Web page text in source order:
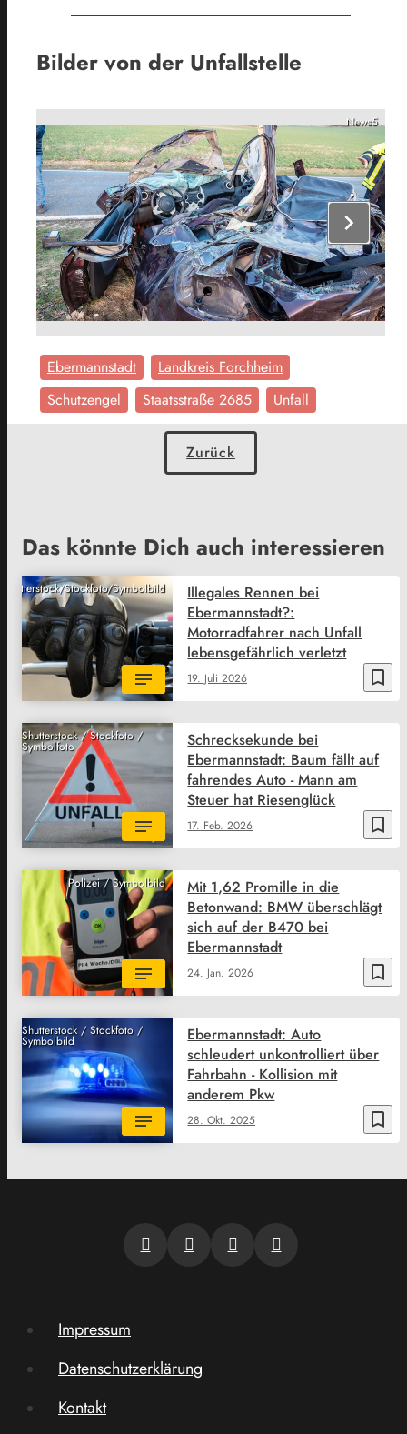
Bilder von der Unfallstelle
News5
chevron_right
Ebermannstadt
Landkreis Forchheim
Schutzengel
Staatsstraße 2685 Unfall
Zurück
Das könnte Dich auch interessieren
Shutterstock/Stockfoto/Symbolbild
bookmark_border
19. Juli 2026
Illegales Rennen bei
Ebermannstadt?:
Motorradfahrer nach Unfall
lebensgefährlich verletzt
Shutterstock / Stockfoto /
Symbolfoto
bookmark_border
17. Feb. 2026
Schrecksekunde bei
Ebermannstadt: Baum fällt auf
fahrendes Auto - Mann am
Steuer hat Riesenglück
Polizei / Symbolbild
bookmark_border
24. Jan. 2026
Mit 1,62 Promille in die
Betonwand: BMW überschlägt
sich auf der B470 bei
Ebermannstadt
Shutterstock / Stockfoto /
Symbolbild
bookmark_border
28. Okt. 2025
Ebermannstadt: Auto
schleudert unkontrolliert über
Fahrbahn - Kollision mit
anderem Pkw
Impressum
Datenschutzerklärung
Kontakt